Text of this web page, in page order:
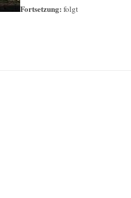
Fortsetzung: folgt